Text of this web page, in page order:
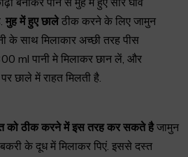
मुह में हुए छालेठीक करने के लिए जामुन
के साथ मिलाकार अच्छी तरह पीस
ml पानी मे मिलाकर छान लें, और
छाले में राहत मिलती है.
को ठीक करने में इस तरह कर सकते हैजामुन
के दूध में मिलाकर पिएं. इससे दस्त